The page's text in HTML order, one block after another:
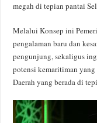
megah di tepian pantai
Melalui Konsep ini
pengalaman baru dan
pengunjung, sekaligus
potensi kemaritiman
Daerah yang berada di